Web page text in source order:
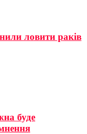
ловити раків
буде